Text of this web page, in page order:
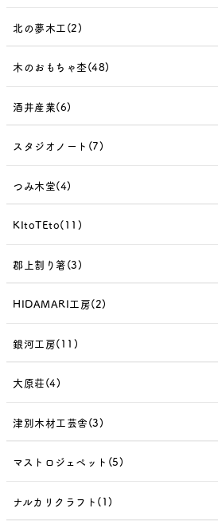
北の夢木工(2)
木のおもちゃ杢(48)
酒井産業(6)
スタジオノート(7)
つみ木堂(4)
KItoTEto(11)
郡上割り箸(3)
HIDAMARI工房(2)
銀河工房(11)
大原荘(4)
津別木材工芸舎(3)
マストロジェペット(5)
ナルカリクラフト(1)